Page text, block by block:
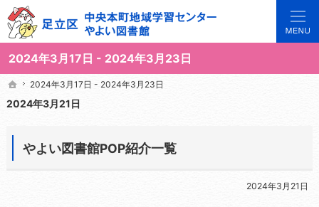
2024年3月17日 - 2024年3月23日
3世代で楽しめる地域のひろば。当サイトでは地域の講座や施設をご案内しています。
足立区中央本町地域学習センターや図書館の総合案内サイト
ホーム
2024年3月17日 - 2024年3月23日
2024年3月21日
やよい図書館POP紹介一覧
2024年3月21日
ホーム
2024年3月17日 - 2024年3月23日